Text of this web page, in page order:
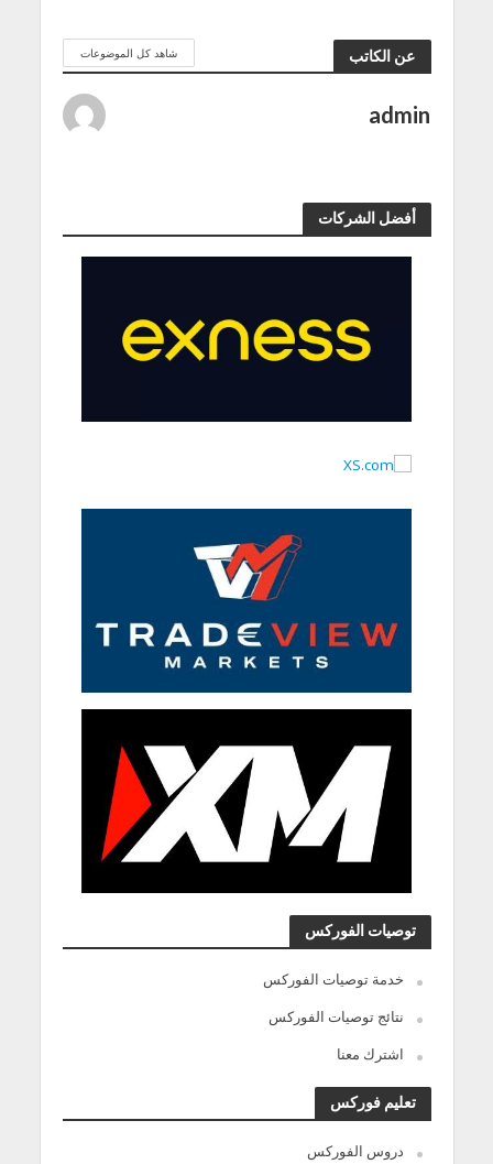
عن الكاتب شاهد كل الموضوعات
admin
أفضل الشركات
توصيات الفوركس
خدمة توصيات الفوركس
نتائج توصيات الفوركس
اشترك معنا
تعليم فوركس
دروس الفوركس